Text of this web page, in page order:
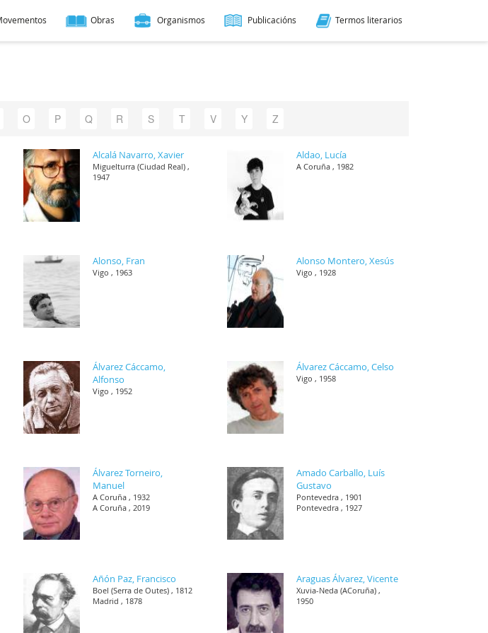
Obras Organismos Publicacións Termos literarios
O P Q R S T V Y Z
Alcalá Navarro, Xavier
Miguelturra (Ciudad Real) ,
1947
Aldao, Lucía
A Coruña , 1982
Alonso, Fran
Vigo , 1963
Alonso Montero, Xesús
Vigo , 1928
Álvarez Cáccamo,
Alfonso
Vigo , 1952
Álvarez Cáccamo, Celso
Vigo , 1958
Álvarez Torneiro,
Manuel
A Coruña , 1932
A Coruña , 2019
Amado Carballo, Luís
Gustavo
Pontevedra , 1901
Pontevedra , 1927
Añón Paz, Francisco
Boel (Serra de Outes) , 1812
Madrid , 1878
Araguas Álvarez, Vicente
Xuvia-Neda (ACoruña) ,
1950